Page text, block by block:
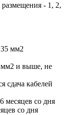
- 1, 2,
мм2
мм2 и выше, не
сдача кабелей
месяцев со дня
со дня